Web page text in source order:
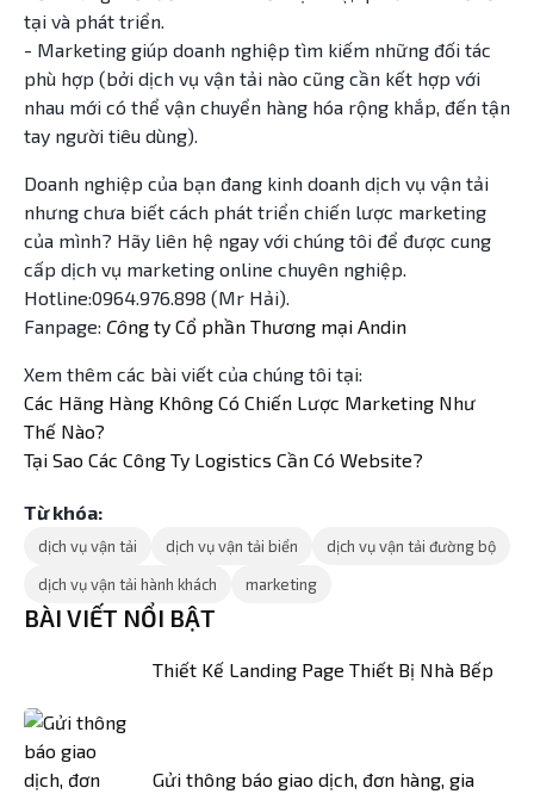
tại và phát triển.
- Marketing giúp doanh nghiệp tìm kiếm những đối tác
phù hợp (bởi dịch vụ vận tải nào cũng cần kết hợp với
nhau mới có thể vận chuyển hàng hóa rộng khắp, đến tận
tay người tiêu dùng).
Doanh nghiệp của bạn đang kinh doanh dịch vụ vận tải
nhưng chưa biết cách phát triển chiến lược marketing
của mình? Hãy liên hệ ngay với chúng tôi để được cung
cấp dịch vụ marketing online chuyên nghiệp.
Hotline:0964.976.898 (Mr Hải).
Fanpage: Công ty Cổ phần Thương mại Andin
Xem thêm các bài viết của chúng tôi tại:
Các Hãng Hàng Không Có Chiến Lược Marketing Như
Thế Nào?
Tại Sao Các Công Ty Logistics Cần Có Website?
Từ khóa:
dịch vụ vận tải dịch vụ vận tải biển
dịch vụ vận tải đường bộ
dịch vụ vận tải hành khách
marketing
BÀI VIẾT NỔI BẬT
Thiết Kế Landing Page Thiết Bị Nhà Bếp
Gửi thông báo giao dịch, đơn hàng, gia